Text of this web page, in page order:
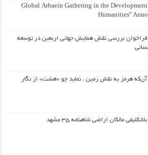
Global Arbaein Gathering in the
Humanities”
بررسی نقش همایش جهانی اربعین در توسعه
هرمز به نقش زمین ، نماید چو «هشت» از نگار
مالکان اراضی شاهنامه ۳۵ مشهد